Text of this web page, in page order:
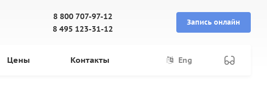
8 800 707-97-12
8 495 123-31-12
Запись онлайн
Цены Контакты Eng